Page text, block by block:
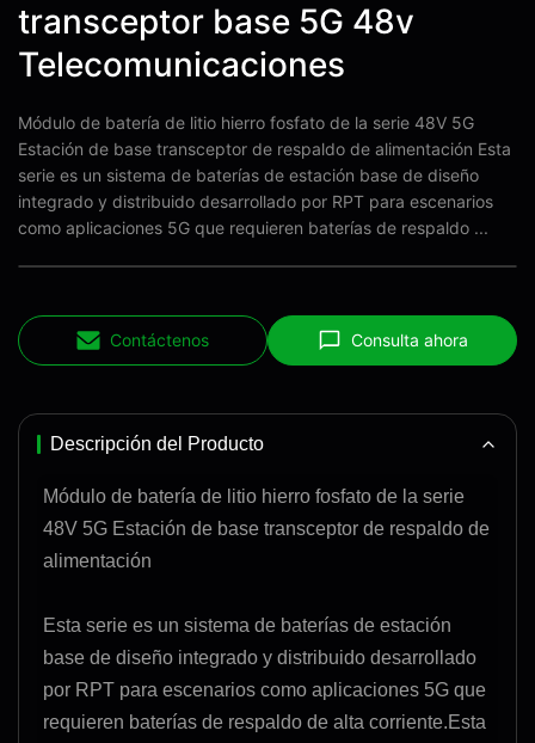
transceptor base 5G 48v
Telecomunicaciones
Módulo de batería de litio hierro fosfato de la serie 48V 5G
Estación de base transceptor de respaldo de alimentación Esta
serie es un sistema de baterías de estación base de diseño
integrado y distribuido desarrollado por RPT para escenarios
como aplicaciones 5G que requieren baterías de respaldo ...
Contáctenos Consulta ahora
Descripción del Producto
Módulo de batería de litio hierro fosfato de la serie
48V 5G Estación de base transceptor de respaldo de
alimentación
Esta serie es un sistema de baterías de estación
base de diseño integrado y distribuido desarrollado
por RPT para escenarios como aplicaciones 5G que
requieren baterías de respaldo de alta corriente.Esta